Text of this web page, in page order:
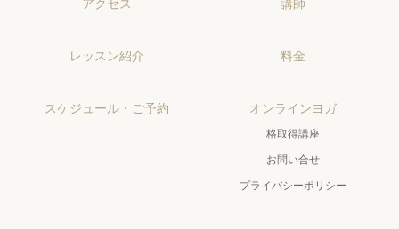
アクセス 講師
レッスン紹介 料金
スケジュール・ご予約 オンラインヨガ
格取得講座
お問い合せ
プライバシーポリシー